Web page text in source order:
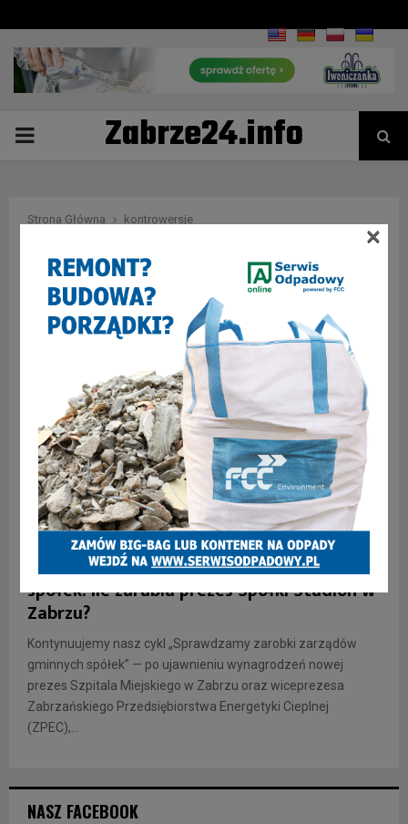
PRIMARYZabrze24.info
Strona Główna kontrowersje
Tag : kontrowersje
INFORMACJE
Sprawdzamy zarobki zarządów gminnych
spółek: ile zarabia prezes Spółki Stadion w
Zabrzu?
Kontynuujemy nasz cykl „Sprawdzamy zarobki zarządów
gminnych spółek” — po ujawnieniu wynagrodzeń nowej
prezes Szpitala Miejskiego w Zabrzu oraz wiceprezesa
Zabrzańskiego Przedsiębiorstwa Energetyki Cieplnej
(ZPEC),...
NASZ FACEBOOK
×